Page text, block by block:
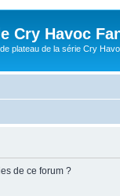
Cry Havoc
plateau de la série Cry
de ce forum ?